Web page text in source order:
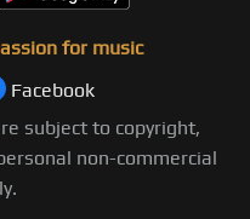
for music
Facebook
subject to copyright,
non-commercial